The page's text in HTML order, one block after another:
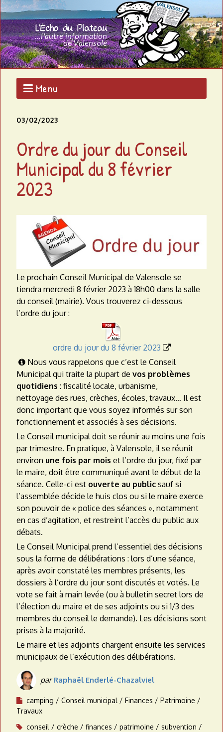
Aller
au
contenu
principal
L
'
É
c
h
d
u
p
l
e
a
u
L'AUTRE
INFORMATION
DE
VALENSOLE
Menu
03/02/2023
Ordre du jour du Conseil
Municipal du 8 février
2023
Le prochain Conseil Municipal de Valensole se
tiendra mercredi 8 février 2023 à 18h00 dans la salle
du conseil (mairie). Vous trouverez ci-dessous
l’ordre du jour :
ordre du jour du 8 février 2023 
 Nous vous rappelons que c’est le Conseil
Municipal qui traite la plupart de vos problèmes
quotidiens : fiscalité locale, urbanisme,
nettoyage des rues, crèches, écoles, travaux… Il est
donc important que vous soyez informés sur son
fonctionnement et associés à ses décisions.
Le Conseil municipal doit se réunir au moins une fois
par trimestre. En pratique, à Valensole, il se réunit
environ une fois par mois et l’ordre du jour, fixé par
le maire, doit être communiqué avant le début de la
séance. Celle-ci est ouverte au public sauf si
l’assemblée décide le huis clos ou si le maire exerce
son pouvoir de « police des séances », notamment
en cas d’agitation, et restreint l’accès du public aux
débats.
Le Conseil Municipal prend l’essentiel des décisions
sous la forme de délibérations : lors d’une séance,
après avoir constaté les membres présents, les
dossiers à l’ordre du jour sont discutés et votés. Le
vote se fait à main levée (ou à bulletin secret lors de
l’élection du maire et de ses adjoints ou si 1/3 des
membres du conseil le demande). Les décisions sont
prises à la majorité.
Le maire et les adjoints chargent ensuite les services
municipaux de l’exécution des délibérations.
parRaphaël Enderlé-Chazalviel
camping Conseil municipal Finances
Patrimoine
Travaux
conseil
crèche finances patrimoine
subvention